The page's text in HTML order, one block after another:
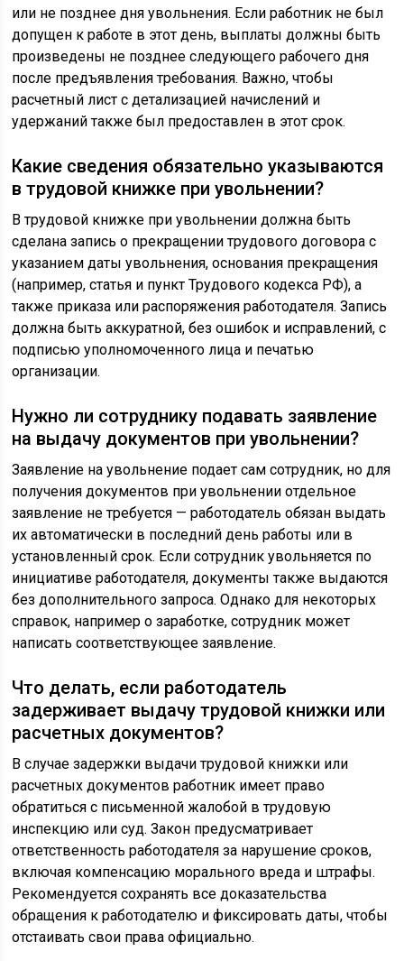
или не позднее дня увольнения. Если работник не был
допущен к работе в этот день, выплаты должны быть
произведены не позднее следующего рабочего дня
после предъявления требования. Важно, чтобы
расчетный лист с детализацией начислений и
удержаний также был предоставлен в этот срок.
Какие сведения обязательно указываются
в трудовой книжке при увольнении?
В трудовой книжке при увольнении должна быть
сделана запись о прекращении трудового договора с
указанием даты увольнения, основания прекращения
(например, статья и пункт Трудового кодекса РФ), а
также приказа или распоряжения работодателя. Запись
должна быть аккуратной, без ошибок и исправлений, с
подписью уполномоченного лица и печатью
организации.
Нужно ли сотруднику подавать заявление
на выдачу документов при увольнении?
Заявление на увольнение подает сам сотрудник, но для
получения документов при увольнении отдельное
заявление не требуется — работодатель обязан выдать
их автоматически в последний день работы или в
установленный срок. Если сотрудник увольняется по
инициативе работодателя, документы также выдаются
без дополнительного запроса. Однако для некоторых
справок, например о заработке, сотрудник может
написать соответствующее заявление.
Что делать, если работодатель
задерживает выдачу трудовой книжки или
расчетных документов?
В случае задержки выдачи трудовой книжки или
расчетных документов работник имеет право
обратиться с письменной жалобой в трудовую
инспекцию или суд. Закон предусматривает
ответственность работодателя за нарушение сроков,
включая компенсацию морального вреда и штрафы.
Рекомендуется сохранять все доказательства
обращения к работодателю и фиксировать даты, чтобы
отстаивать свои права официально.